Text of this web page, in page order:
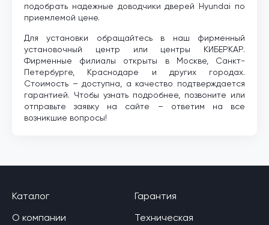
подобрать надежные доводчики дверей Hyundai по
приемлемой цене.
Для установки обращайтесь в наш фирменный
установочный центр или центры КИБЕРКАР.
Фирменные филиалы открыты в Москве, Санкт-
Петербурге, Краснодаре и других городах.
Стоимость – доступна, а качество подтверждается
гарантией. Чтобы узнать подробнее, позвоните или
отправьте заявку на сайте – ответим на все
возникшие вопросы!
Каталог
О компании
Гарантия
Техническая